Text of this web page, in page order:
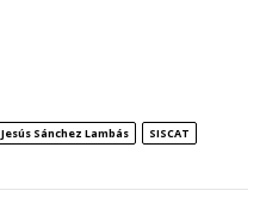
Jesús Sánchez Lambás
SISCAT